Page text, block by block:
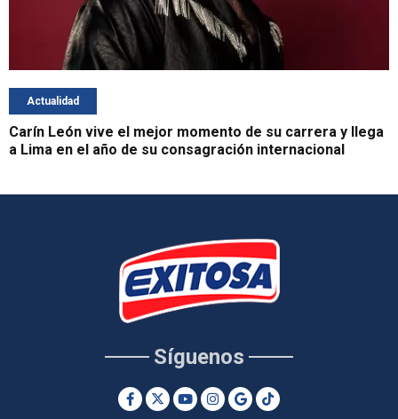
Actualidad
Carín León vive el mejor momento de su carrera y llega
a Lima en el año de su consagración internacional
Síguenos